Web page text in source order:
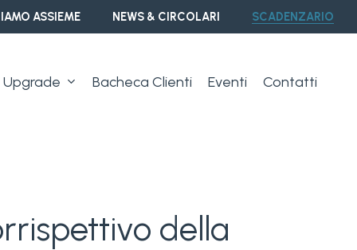
ASSIEME NEWS & CIRCOLARI SCADENZARIO
Upgrade Bacheca Clienti Eventi Contatti
della